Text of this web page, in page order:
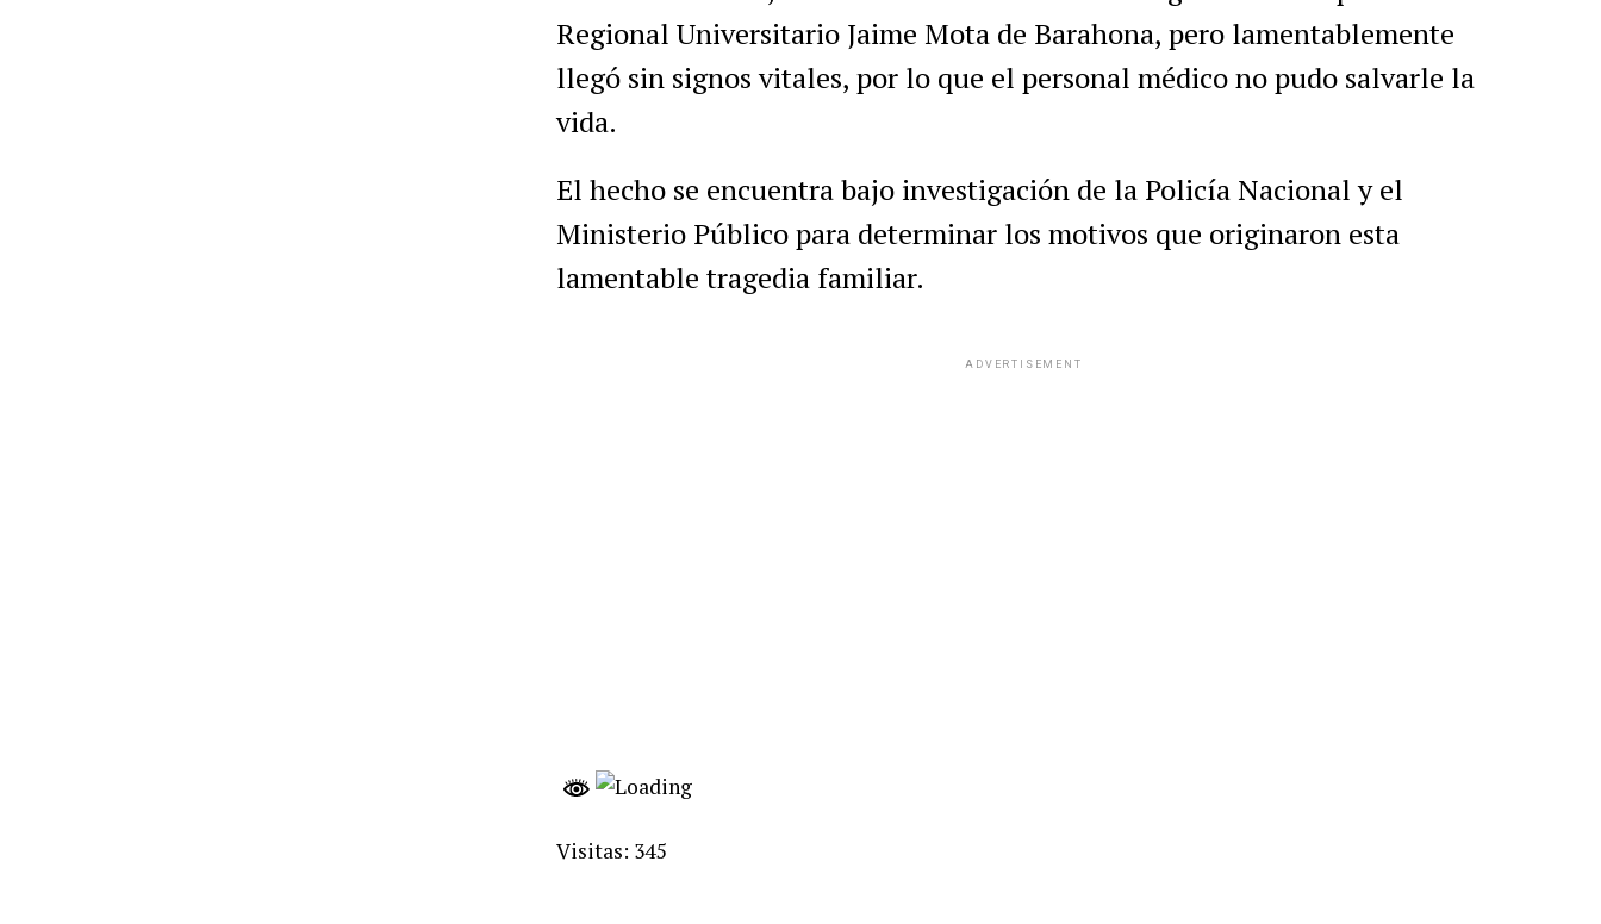
Regional Universitario Jaime Mota de Barahona, pero lamentablemente
llegó sin signos vitales, por lo que el personal médico no pudo salvarle la
vida.
El hecho se encuentra bajo investigación de la Policía Nacional y el
Ministerio Público para determinar los motivos que originaron esta
lamentable tragedia familiar.
ADVERTISEMENT
Visitas: 345